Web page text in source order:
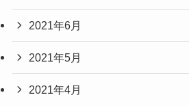
2021年6月
2021年5月
2021年4月